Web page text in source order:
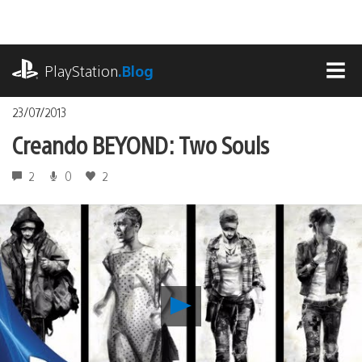
contenido
PlayStation.Blog
23/07/2013
Creando BEYOND: Two Souls
2 0 2
Reproducir
Creando
BEYOND:
Two